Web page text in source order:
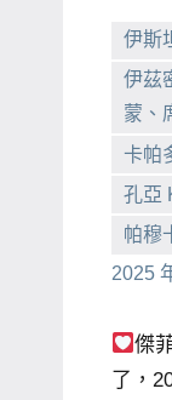
外
景
節
目
主
哥
泰
國
伊斯
伊茲
蒙、
卡帕
孔亞
帕穆
2025
芳
傑
了，